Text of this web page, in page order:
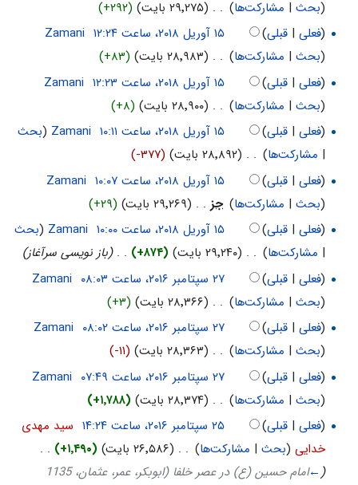
(بحث| مشارکت‌ها)
. . (۲۹٬۲۷۵ بایت)
(+۲۹۲)
(فعلی| قبلی)
‏
Zamani
(بحث| مشارکت‌ها)
. . (۲۸٬۹۸۳ بایت)
(+۸۳)
(فعلی| قبلی)
‏
Zamani
(بحث| مشارکت‌ها)
. . (۲۸٬۹۰۰ بایت)
(+۸)
(فعلی| قبلی)
‏
Zamani
(بحث
| مشارکت‌ها)
. . (۲۸٬۸۹۲ بایت)
(-۳۷۷)
(فعلی| قبلی)
‏
Zamani
(بحث| مشارکت‌ها)
‏جز . . (۲۹٬۲۶۹ بایت)
(+۲۹)
(فعلی| قبلی)
‏
Zamani
(بحث
| مشارکت‌ها)
. . (۲۹٬۲۴۰ بایت) (+۸۷۴) . . (باز نویسی سرآغاز)
(فعلی| قبلی)
Zamani
(بحث| مشارکت‌ها)
. . (۲۸٬۳۶۶ بایت)
(+۳)
(فعلی| قبلی)
Zamani
(بحث| مشارکت‌ها)
. . (۲۸٬۳۶۳ بایت)
(-۱۱)
(فعلی| قبلی)
Zamani
(بحث| مشارکت‌ها)
. . (۲۸٬۳۷۴ بایت)
(+۱٬۷۸۸)
(فعلی| قبلی)
‏ سید مهدی
خدایی (بحث| مشارکت‌ها)
. . (۲۶٬۵۸۶ بایت) (+۱٬۴۹۰)
. .
(
←
امام حسین (ع) در عصر خلفا (ابوبکر، عمر، عثمان، 1135